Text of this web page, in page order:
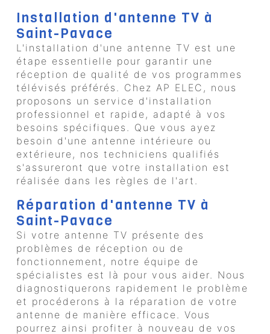
Installation d'antenne TV à
Saint-Pavace
L'installation d'une antenne TV est une
étape essentielle pour garantir une
réception de qualité de vos programmes
télévisés préférés. Chez AP ELEC, nous
proposons un service d'installation
professionnel et rapide, adapté à vos
besoins spécifiques. Que vous ayez
besoin d'une antenne intérieure ou
extérieure, nos techniciens qualifiés
s'assureront que votre installation est
réalisée dans les règles de l'art.
Réparation d'antenne TV à
Saint-Pavace
Si votre antenne TV présente des
problèmes de réception ou de
fonctionnement, notre équipe de
spécialistes est là pour vous aider. Nous
diagnostiquerons rapidement le problème
et procéderons à la réparation de votre
antenne de manière efficace. Vous
pourrez ainsi profiter à nouveau de vos